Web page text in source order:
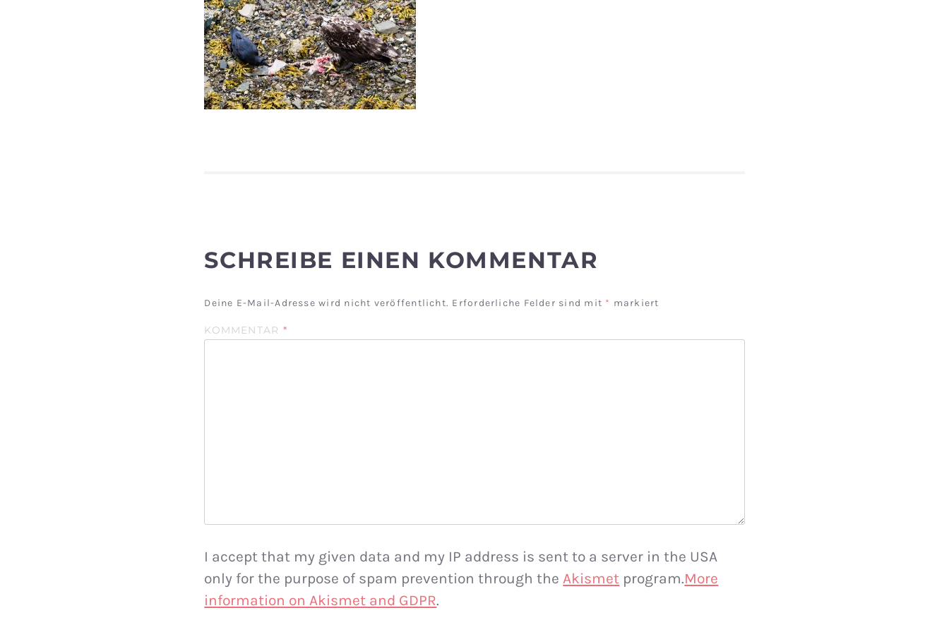
SCHREIBE EINEN KOMMENTAR
Deine E-Mail-Adresse wird nicht veröffentlicht. Erforderliche Felder sind mit * markiert
KOMMENTAR *
I accept that my given data and my IP address is sent to a server in the USA
only for the purpose of spam prevention through the Akismet program.More
information on Akismet and GDPR.